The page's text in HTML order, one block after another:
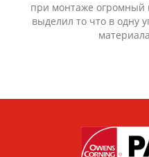
при монтаже огромный
выделил то что в одну